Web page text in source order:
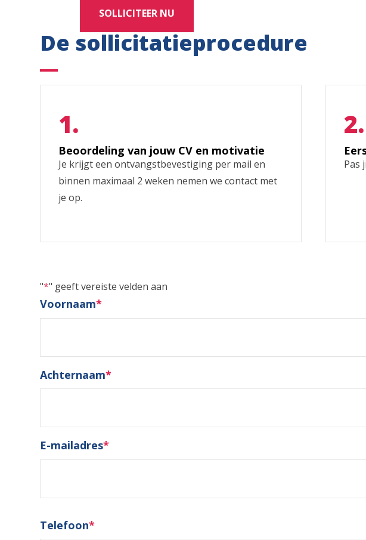
SOLLICITEER NU
De sollicitatieprocedure
Beoordeling van jouw CV en motivatie
Je krijgt een ontvangstbevestiging per mail en
binnen maximaal 2 weken nemen we contact met
je op.
Pas
"*" geeft vereiste velden aan
Voornaam*
Achternaam*
E-mailadres*
Telefoon*